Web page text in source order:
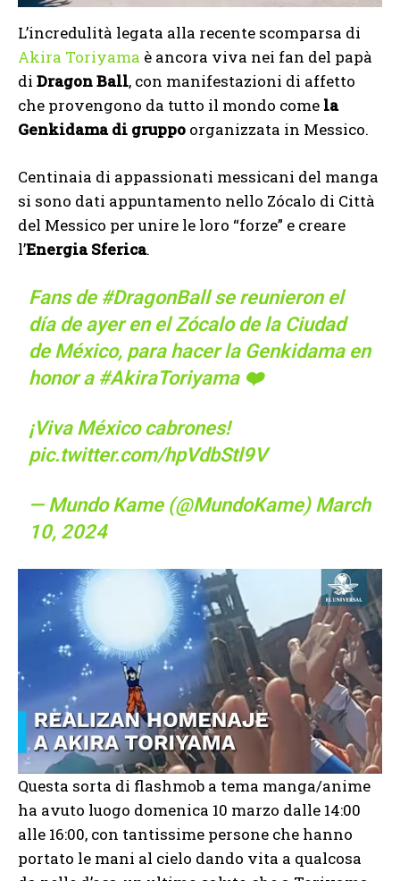
L’incredulità legata alla recente scomparsa di
Akira Toriyama è ancora viva nei fan del papà
di Dragon Ball, con manifestazioni di affetto
che provengono da tutto il mondo come la
Genkidama di gruppo organizzata in Messico.
Centinaia di appassionati messicani del manga
si sono dati appuntamento nello Zócalo di Città
del Messico per unire le loro “forze” e creare
l’Energia Sferica.
Fans de #DragonBallse reunieron el
día de ayer en el Zócalo de la Ciudad
de México, para hacer la Genkidama en
honor a #AkiraToriyama❤️
¡Viva México cabrones!
pic.twitter.com/hpVdbStl9V
— Mundo Kame (@MundoKame) March
10, 2024
Questa sorta di flashmob a tema manga/anime
ha avuto luogo domenica 10 marzo dalle 14:00
alle 16:00, con tantissime persone che hanno
portato le mani al cielo dando vita a qualcosa